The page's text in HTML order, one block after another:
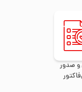
و صدور